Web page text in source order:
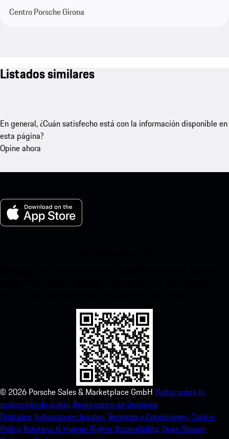
Centro Porsche Girona
Listados similares
En general, ¿Cuán satisfecho está con la información disponible en
esta página?
Opine ahora
© 2026 Porsche Sales & Marketplace GmbH Notas sobre la
protección de datos. Reglamento de Servicios
Digitales. Indicaciones legales.Términos y Condiciones.Cookie
Policy. Business & Human Rights.Accessibility.Open Source